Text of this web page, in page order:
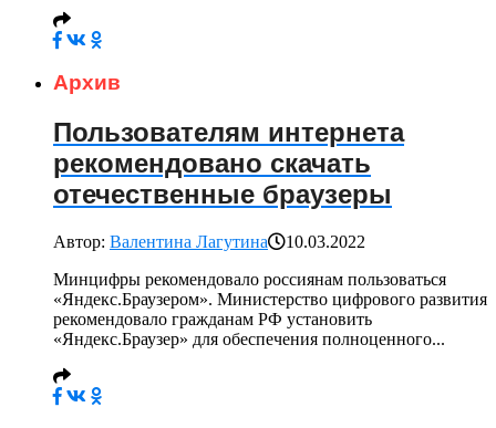
Архив
Пользователям интернета
рекомендовано скачать
отечественные браузеры
Автор: Валентина Лагутина
10.03.2022
Минцифры рекомендовало россиянам пользоваться
«Яндекс.Браузером». Министерство цифрового развития
рекомендовало гражданам РФ установить
«Яндекс.Браузер» для обеспечения полноценного...